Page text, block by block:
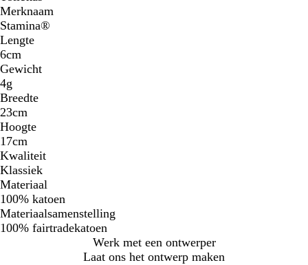
Merknaam
Stamina®
Lengte
6cm
Gewicht
4g
Breedte
23cm
Hoogte
17cm
Kwaliteit
Klassiek
Materiaal
100% katoen
Materiaalsamenstelling
100% fairtradekatoen
Werk met een ontwerper
Laat ons het ontwerp maken